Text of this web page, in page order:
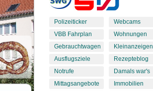
Polizeiticker
VBB Fahrplan
Gebrauchtwagen
Ausflugsziele
Notrufe
Mittagsangebote
Webcams
Wohnungen
Kleinanzeigen
Rezepteblog
Damals war's
Immobilien